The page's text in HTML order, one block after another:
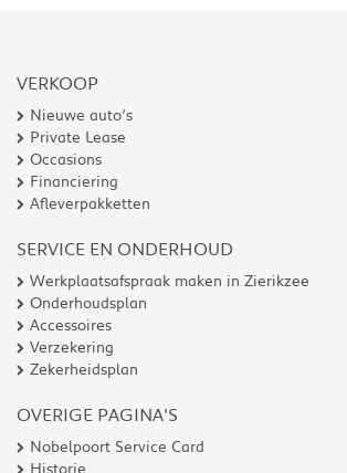
VERKOOP
Nieuwe auto’s
Private Lease
Occasions
Financiering
Afleverpakketten
SERVICE EN ONDERHOUD
Werkplaatsafspraak maken in Zierikzee
Onderhoudsplan
Accessoires
Verzekering
Zekerheidsplan
OVERIGE PAGINA'S
Nobelpoort Service Card
Historie